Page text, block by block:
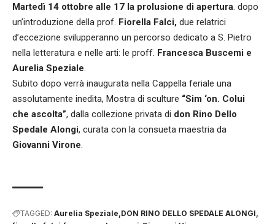
Martedì 14 ottobre alle 17 la prolusione di apertura . dopo
un’introduzione della prof. Fiorella Falci, due relatrici
d’eccezione svilupperanno un percorso dedicato a S. Pietro
nella letteratura e nelle arti: le proff. Francesca Buscemi e
Aurelia Speziale
Subito dopo verrà inaugurata nella Cappella feriale una
assolutamente inedita, Mostra di sculture “Sim ‘on. Colui
che ascolta”, dalla collezione privata di don Rino Dello
Spedale Alongi, curata con la consueta maestria da
Giovanni Virone
TAGGED: Aurelia Speziale DON RINO DELLO SPEDALE ALONGI